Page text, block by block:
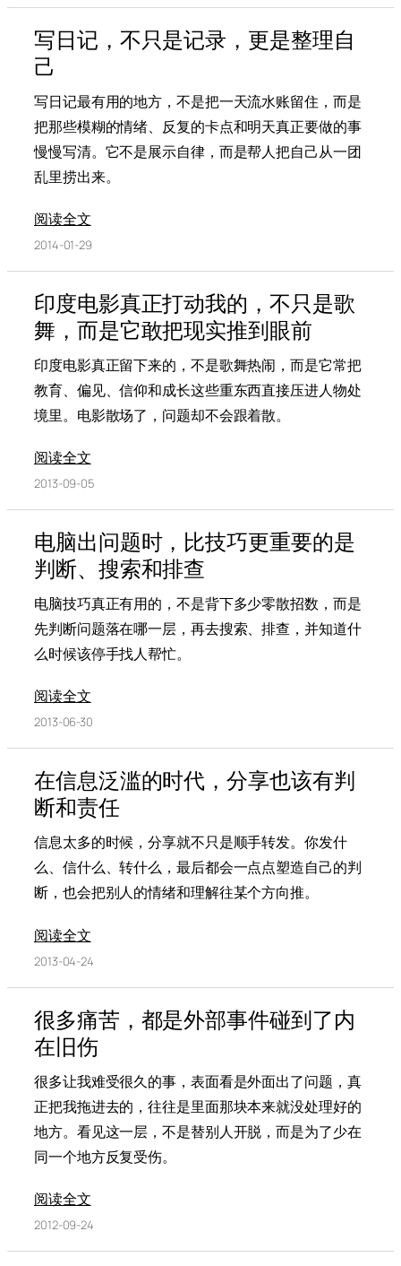
写日记，不只是记录，更是整理自
己
写日记最有用的地方，不是把一天流水账留住，而是
把那些模糊的情绪、反复的卡点和明天真正要做的事
慢慢写清。它不是展示自律，而是帮人把自己从一团
乱里捞出来。
阅读全文
2014-01-29
印度电影真正打动我的，不只是歌
舞，而是它敢把现实推到眼前
印度电影真正留下来的，不是歌舞热闹，而是它常把
教育、偏见、信仰和成长这些重东西直接压进人物处
境里。电影散场了，问题却不会跟着散。
阅读全文
2013-09-05
电脑出问题时，比技巧更重要的是
判断、搜索和排查
电脑技巧真正有用的，不是背下多少零散招数，而是
先判断问题落在哪一层，再去搜索、排查，并知道什
么时候该停手找人帮忙。
阅读全文
2013-06-30
在信息泛滥的时代，分享也该有判
断和责任
信息太多的时候，分享就不只是顺手转发。你发什
么、信什么、转什么，最后都会一点点塑造自己的判
断，也会把别人的情绪和理解往某个方向推。
阅读全文
2013-04-24
很多痛苦，都是外部事件碰到了内
在旧伤
很多让我难受很久的事，表面看是外面出了问题，真
正把我拖进去的，往往是里面那块本来就没处理好的
地方。看见这一层，不是替别人开脱，而是为了少在
同一个地方反复受伤。
阅读全文
2012-09-24